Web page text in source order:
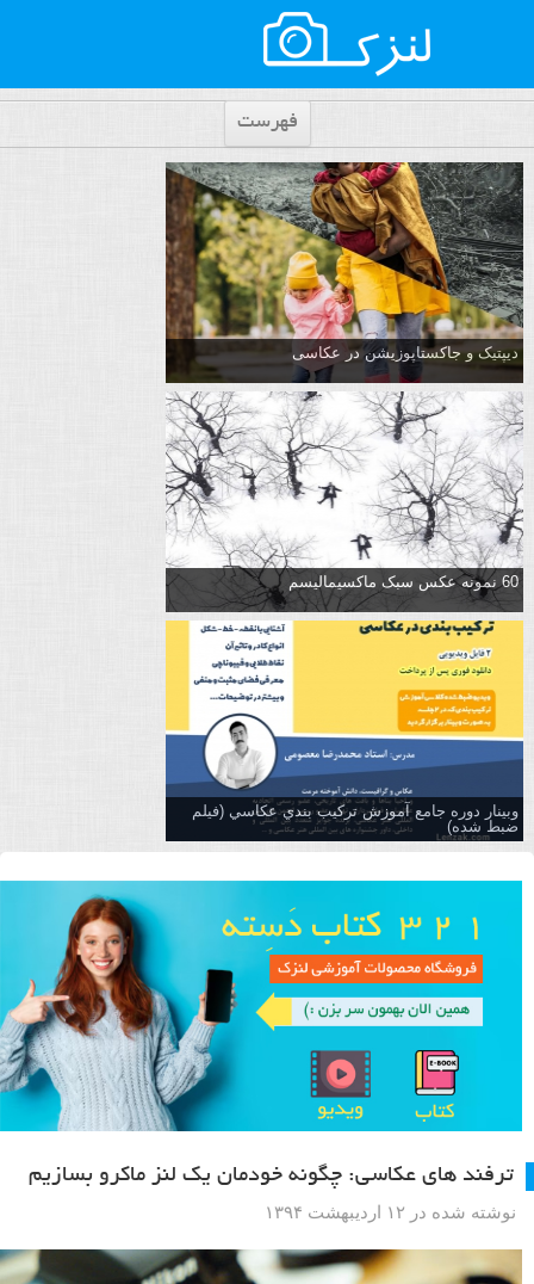
فهرست
دیپتیک و جاکستا‌پوزیشن در عکاسی
60 نمونه عکس سبک ماکسیمالیسم
وبینار دوره جامع آموزش تركيب بندي عكاسي (فیلم
ضبط شده)
ترفند های عکاسی: چگونه خودمان یک لنز ماکرو بسازیم
نوشته شده در ۱۲ اردیبهشت ۱۳۹۴